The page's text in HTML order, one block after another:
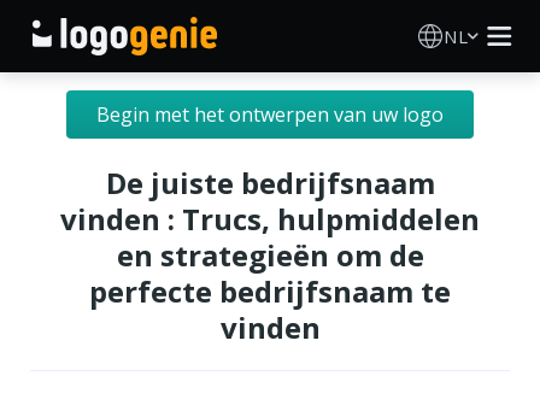
NL
Logo Maken
AI logogenerator
Logo-ideeën
Gedrukte producten
Over
Begin met het ontwerpen van uw logo
De juiste bedrijfsnaam
vinden : Trucs, hulpmiddelen
en strategieën om de
perfecte bedrijfsnaam te
vinden